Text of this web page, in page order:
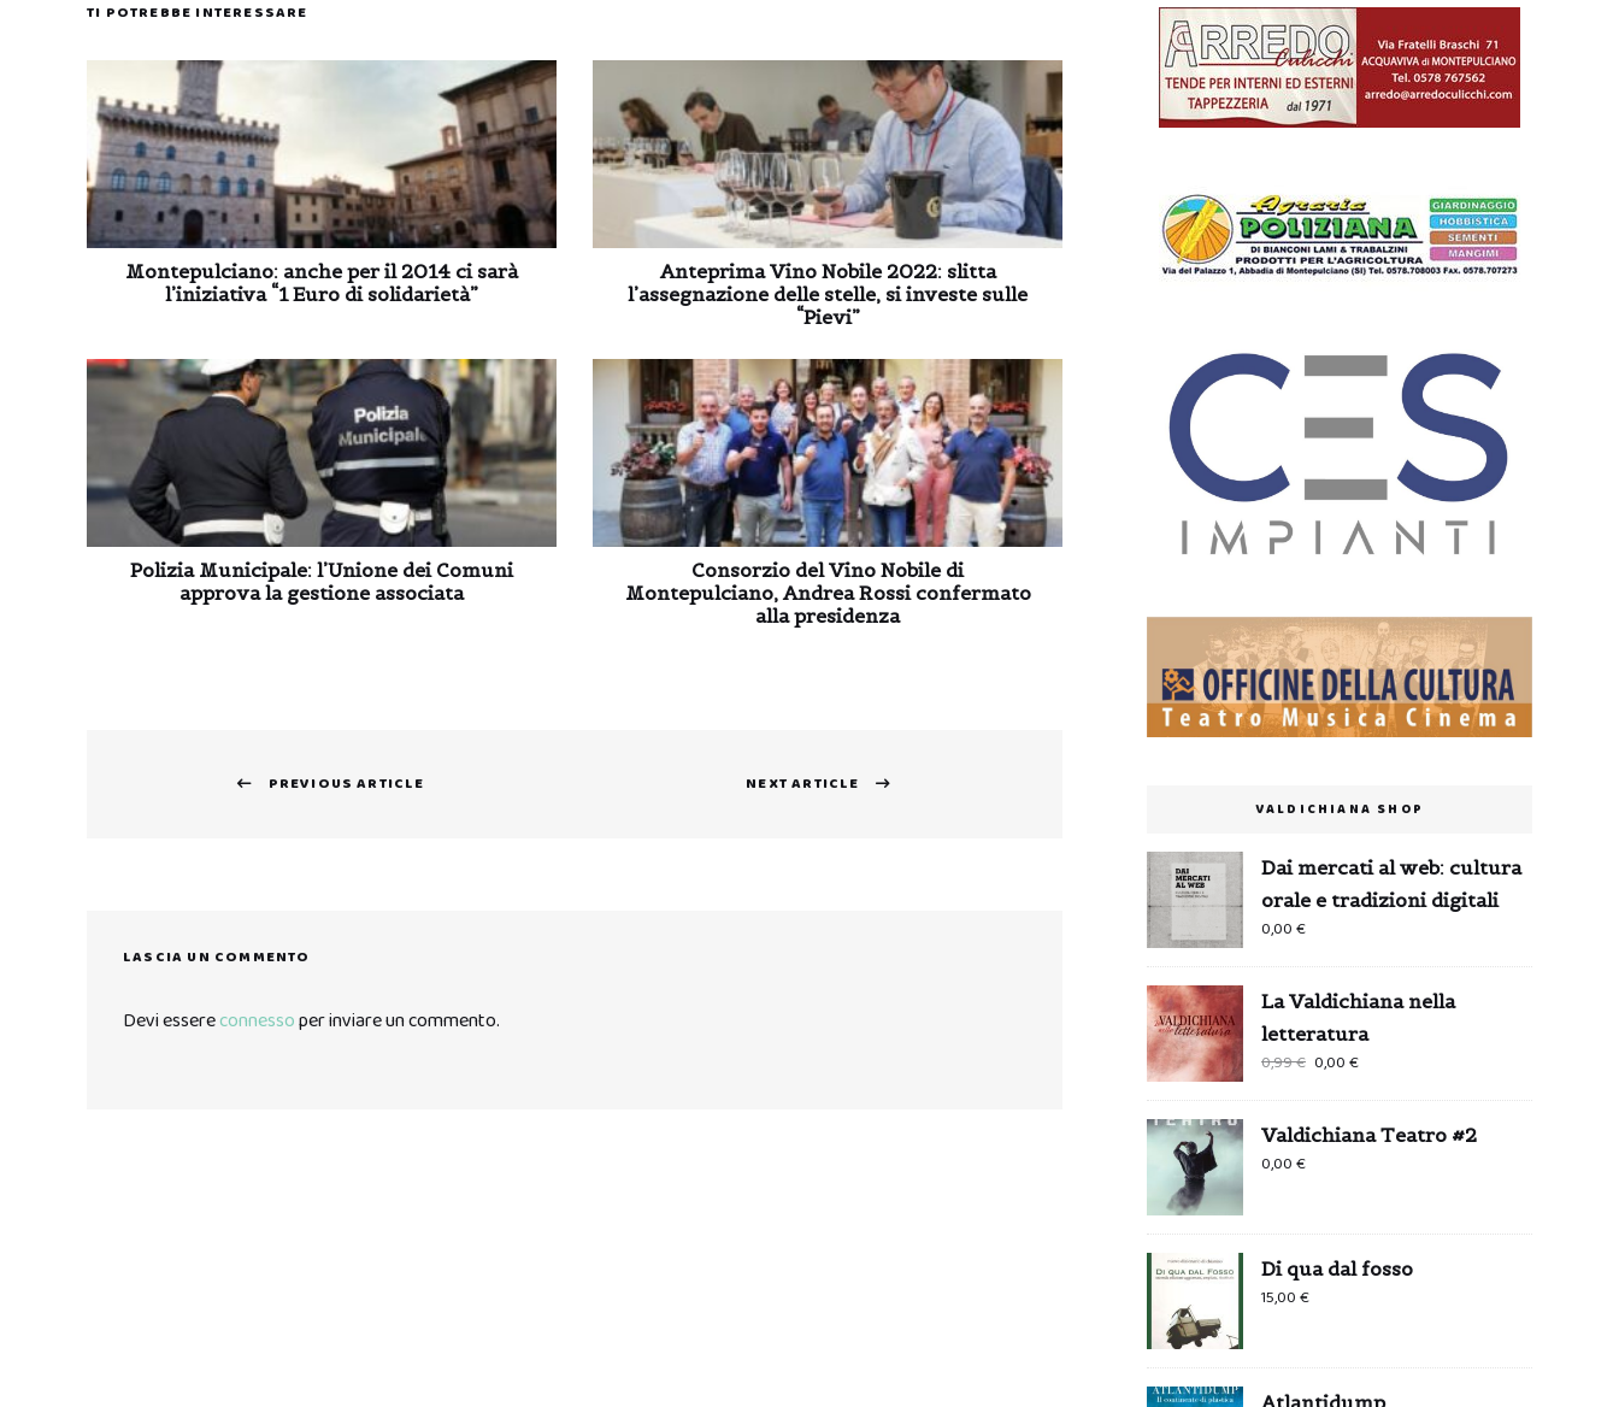
TI POTREBBE INTERESSARE
Montepulciano: anche per il 2014 ci sarà
l’iniziativa “1 Euro di solidarietà”
Anteprima Vino Nobile 2022: slitta
l’assegnazione delle stelle, si investe sulle
“Pievi”
Polizia Municipale: l’Unione dei Comuni
approva la gestione associata
Consorzio del Vino Nobile di
Montepulciano, Andrea Rossi confermato
alla presidenza
PREVIOUS ARTICLE NEXT ARTICLE
LASCIA UN COMMENTO
Devi essereconnessoper inviare un commento.
VALDICHIANA SHOP
Dai mercati al web: cultura
orale e tradizioni digitali
0,00€
La Valdichiana nella
letteratura
0,99€
era:
0,00€
è:
Valdichiana Teatro #2
0,00€
Di qua dal fosso
15,00€
Atlantidump